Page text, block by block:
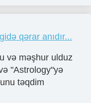
qərar anıdır...
və məşhur ulduz
"Astrology"yə
təqdim